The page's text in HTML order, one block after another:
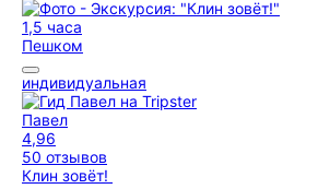
1,5 часа
Пешком
индивидуальная
Павел
4,96
50 отзывов
Клин зовёт!